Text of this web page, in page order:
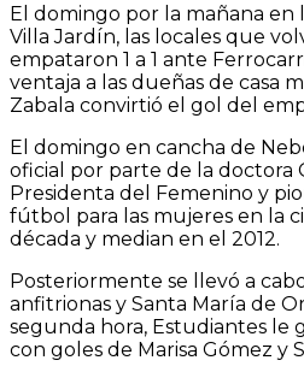
El domingo por la mañana en
Villa Jardín, las locales que
empataron 1 a 1 ante
ventaja a las dueñas de casa
Zabala convirtió el gol del
El domingo en cancha de
oficial por parte de la doctora
Presidenta del Femenino y
fútbol para las mujeres en la
década y median en el 2012.
Posteriormente se llevó a
anfitrionas y Santa María de
segunda hora, Estudiantes le
con goles de Marisa Gómez y